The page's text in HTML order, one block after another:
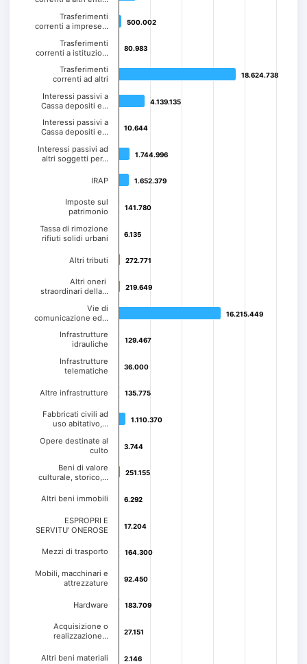
500.002
500.002
80.983
80.983
18.624.738
18.624.738
4.139.135
4.139.135
10.644
10.644
1.744.996
1.744.996
1.652.379
1.652.379
141.780
141.780
6.135
6.135
272.771
272.771
219.649
219.649
16.215.449
16.215.449
129.467
129.467
36.000
36.000
135.775
135.775
1.110.370
1.110.370
3.744
3.744
251.155
251.155
6.292
6.292
17.204
17.204
164.300
164.300
92.450
92.450
183.709
183.709
27.151
27.151
2.146
2.146
Trasferimenti
correnti a imprese…
Trasferimenti
correnti a istituzio…
Trasferimenti
correnti ad altri
Interessi passivi a
Cassa depositi e…
Interessi passivi a
Cassa depositi e…
Interessi passivi ad
altri soggetti per…
IRAP
Imposte sul
patrimonio
Tassa di rimozione
rifiuti solidi urbani
Altri tributi
Altri oneri
straordinari della…
Vie di
comunicazione ed…
Infrastrutture
idrauliche
Infrastrutture
telematiche
Altre infrastrutture
Fabbricati civili ad
uso abitativo,…
Opere destinate al
culto
Beni di valore
culturale, storico,…
Altri beni immobili
ESPROPRI E
SERVITU' ONEROSE
Mezzi di trasporto
Mobili, macchinari e
attrezzature
Hardware
Acquisizione o
realizzazione…
Altri beni materiali